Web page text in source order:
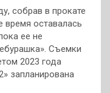
собрав в прокате
время оставалась
ее не
Съемки
2023 года
запланирована